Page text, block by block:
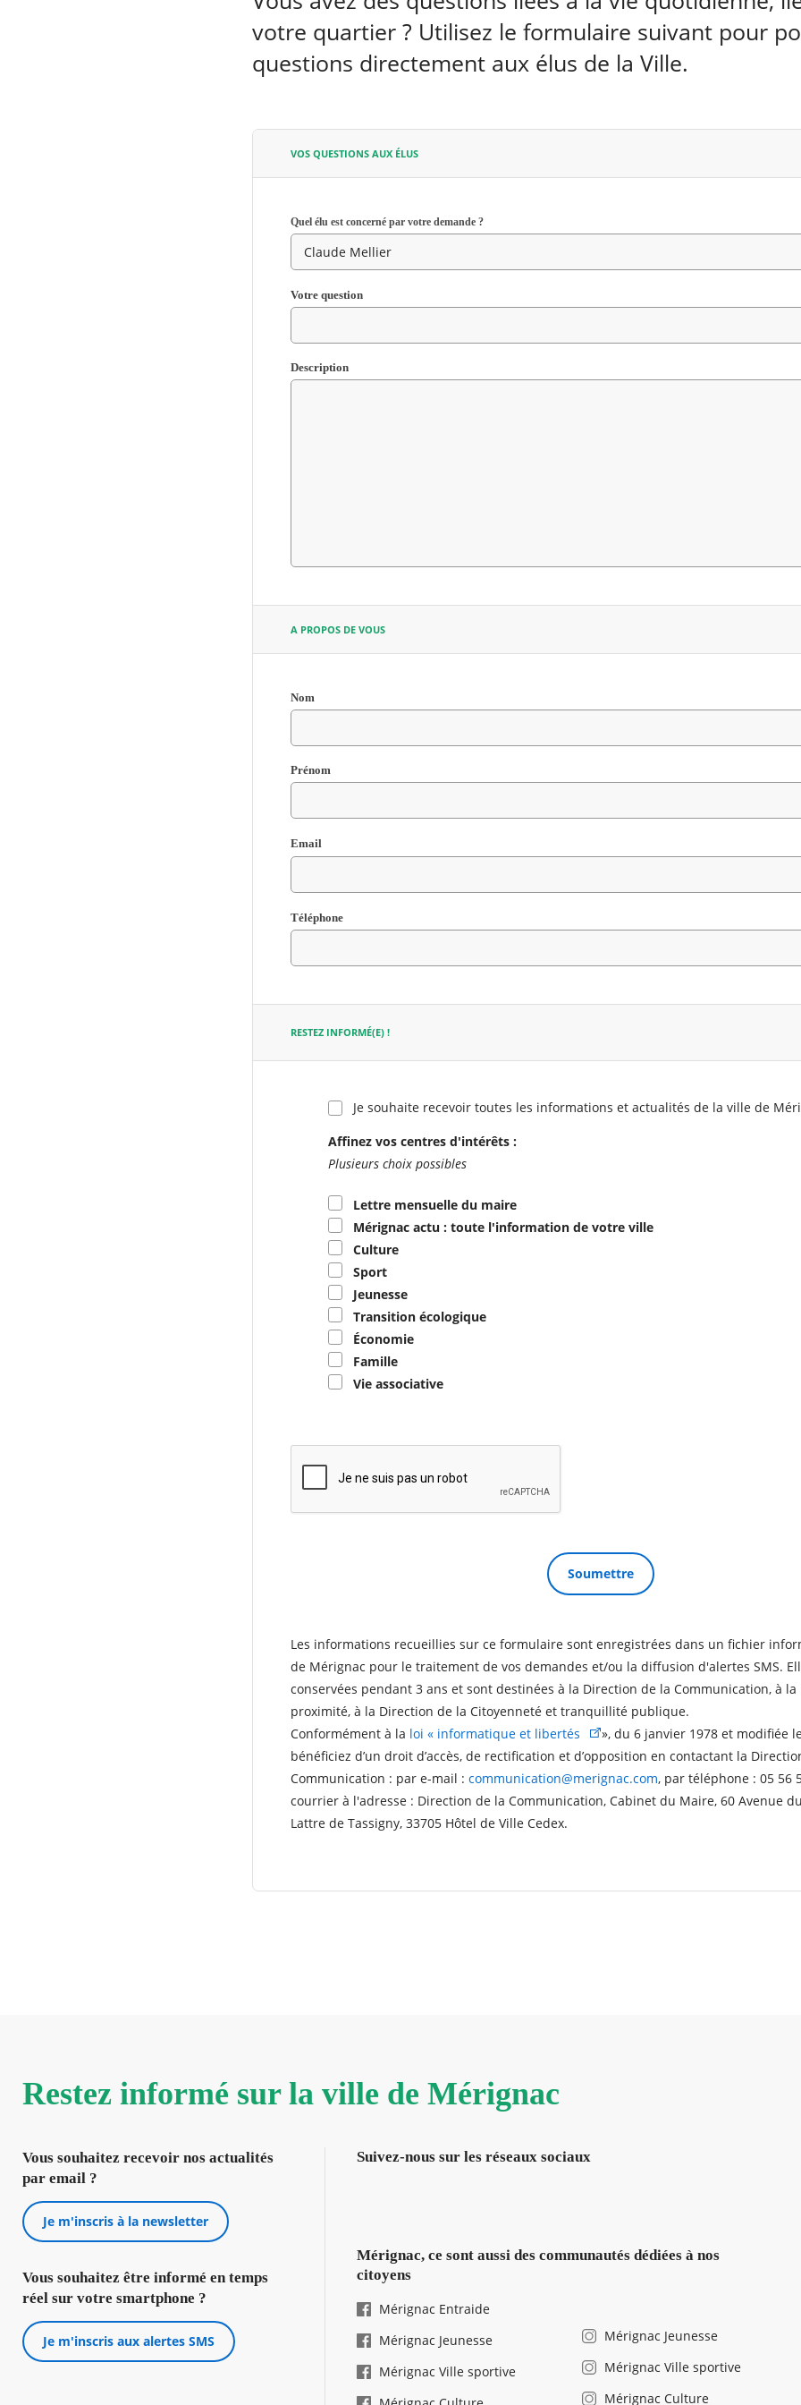
votre quartier ? Utilisez le formulaire suivant pour
questions directement aux élus de la Ville.
VOS QUESTIONS AUX ÉLUS
Quel élu est concerné par votre demande ?
Votre question
Description
A PROPOS DE VOUS
Nom
requis
Prénom
Email
requis
Téléphone
RESTEZ INFORMÉ(E) !
Je souhaite recevoir toutes les informations et actualités de la ville de
Affinez vos centres d'intérêts :
Plusieurs choix possibles
Lettre mensuelle du maire
Mérignac actu : toute l'information de votre ville
Culture
Sport
Jeunesse
Transition écologique
Économie
Famille
Vie associative
Les informations recueillies sur ce formulaire sont enregistrées dans un fichier
de Mérignac pour le traitement de vos demandes et/ou la diffusion d'alertes SMS.
conservées pendant 3 ans et sont destinées à la Direction de la Communication, à
proximité, à la Direction de la Citoyenneté et tranquillité publique.
Conformément à la loi « informatique et libertés
», du 6 janvier 1978 et modifiée
bénéficiez d’un droit d’accès, de rectification et d’opposition en contactant la
Communication : par e-mail : communication@merignac.com, par téléphone : 05 56
courrier à l'adresse : Direction de la Communication, Cabinet du Maire, 60 Avenue
Lattre de Tassigny, 33705 Hôtel de Ville Cedex.
Restez informé sur la ville de Mérignac
Vous souhaitez recevoir nos actualités
par email ?
Je m'inscris à la newsletter
Vous souhaitez être informé en temps
réel sur votre smartphone ?
Je m'inscris aux alertes SMS
Suivez-nous sur les réseaux sociaux
Mérignac, ce sont aussi des communautés dédiées à nos
citoyens
Mérignac Entraide
Mérignac Jeunesse
Mérignac Ville sportive
Mérignac Jeunesse
Mérignac Ville sportive
Mérignac Culture